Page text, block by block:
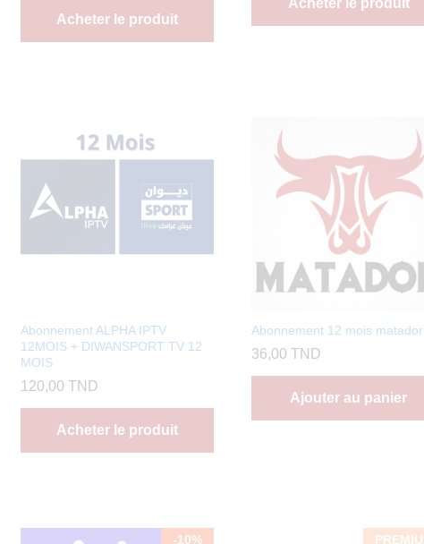
Acheter le produit
Acheter le produit
Abonnement ALPHA IPTV
12MOIS + DIWANSPORT TV 12
MOIS
120,00 TND
Acheter le produit
Abonnement 12 mois matador
36,00TND
Ajouter au panier
-10%